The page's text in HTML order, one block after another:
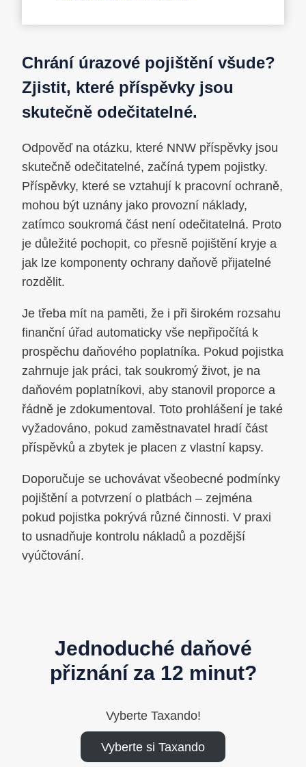
Chrání úrazové pojištění všude?
Zjistit, které příspěvky jsou
skutečně odečitatelné.
Odpověď na otázku, které NNW příspěvky jsou
skutečně odečitatelné, začíná typem pojistky.
Příspěvky, které se vztahují k pracovní ochraně,
mohou být uznány jako provozní náklady,
zatímco soukromá část není odečitatelná. Proto
je důležité pochopit, co přesně pojištění kryje a
jak lze komponenty ochrany daňově přijatelné
rozdělit.
Je třeba mít na paměti, že i při širokém rozsahu
finanční úřad automaticky vše nepřipočítá k
prospěchu daňového poplatníka. Pokud pojistka
zahrnuje jak práci, tak soukromý život, je na
daňovém poplatníkovi, aby stanovil proporce a
řádně je zdokumentoval. Toto prohlášení je také
vyžadováno, pokud zaměstnavatel hradí část
příspěvků a zbytek je placen z vlastní kapsy.
Doporučuje se uchovávat všeobecné podmínky
pojištění a potvrzení o platbách – zejména
pokud pojistka pokrývá různé činnosti. V praxi
to usnadňuje kontrolu nákladů a pozdější
vyúčtování.
Jednoduché daňové
přiznání za 12 minut?
Vyberte Taxando!
Vyberte si Taxando